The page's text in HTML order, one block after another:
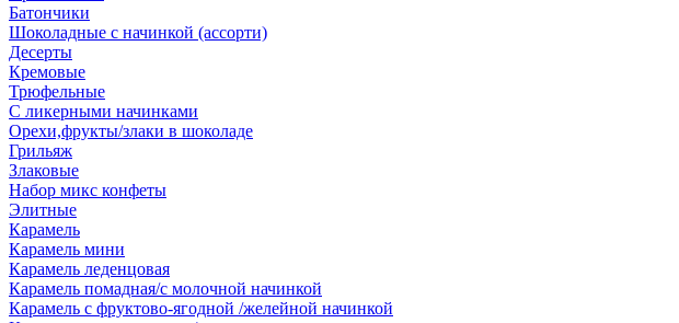
Батончики
Шоколадные с начинкой (ассорти)
Десерты
Кремовые
Трюфельные
С ликерными начинками
Орехи,фрукты/злаки в шоколаде
Грильяж
Злаковые
Набор микс конфеты
Элитные
Карамель
Карамель мини
Карамель леденцовая
Карамель помадная/с молочной начинкой
Карамель с фруктово-ягодной /желейной начинкой